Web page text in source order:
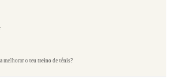
melhorar o teu treino de ténis?